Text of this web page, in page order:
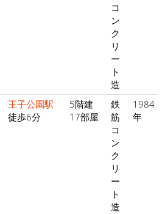
コ
ン
ク
リ
ー
ト
造
王子公園駅
徒歩6分
5階建
17部屋
鉄
筋
コ
ン
ク
リ
ー
ト
造
1984
年